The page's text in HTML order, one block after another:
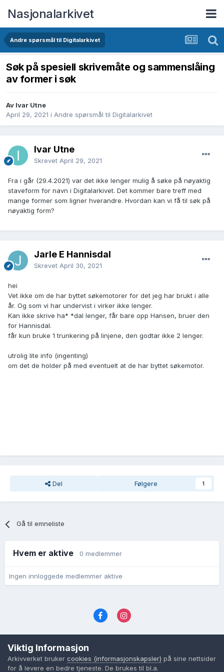
Nasjonalarkivet
Andre spørsmål til Digitalarkivet
Søk på spesiell skrivemåte og sammenslåing
av former i søk
Av Ivar Utne
April 29, 2021 i Andre spørsmål til Digitalarkivet
Ivar Utne
Skrevet April 29, 2021
Fra i går (29.4.2021) var det ikke lenger mulig å søke på nøyaktig
staveform for navn i Digitalarkivet. Det kommer bare treff med
mange former som ligner hverandre. Hvordan kan vi få til søk på
nøyaktig form?
Jarle E Hannisdal
Skrevet April 30, 2021
hei
Vet ikke om de har byttet søkemotorer for det jeg har brukt i alle
år. Og som vi har undervist i virker ikke lenger.
Kan ikke skrive ha* *dal lenger, får bare opp Hansen, bruer den
for Hannisdal.
får kun bruke 1 trunkering på linjene, den godtar ikke 2 lenger.
utrolig lite info (ingenting)
om det de holder på med eventuelt at de har byttet søkemotor.
Del Følgere 1
Gå til emneliste
Hvem er aktive 0 medlemmer
Ingen innloggede medlemmer aktive
Cookies (informasjonskapsler)
Powered by Invision Community
Viktig Informasjon
Arkivverket bruker cookies (informasjonskapsler) på sine nettsider
for å levere en bedre tjeneste. De brukes til bl.a.